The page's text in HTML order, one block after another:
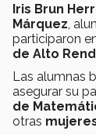
Iris Brun
Márquez ,
participaron
de Alto
Las alumnas
asegurar su
de
otras